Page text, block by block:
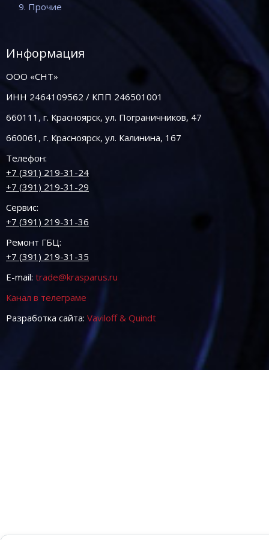
9. Прочие
Информация
ООО «СНТ»
ИНН 2464109562 / КПП 246501001
660111, г. Красноярск, ул. Пограничников, 47
660061, г. Красноярск, ул. Калинина, 167
Телефон:
+7 (391) 219-31-24
+7 (391) 219-31-29
Сервис:
+7 (391) 219-31-36
Ремонт ГБЦ:
+7 (391) 219-31-35
E-mail: trade@krasparus.ru
Канал в телеграме
Разработка сайта: Vaviloff & Quindt